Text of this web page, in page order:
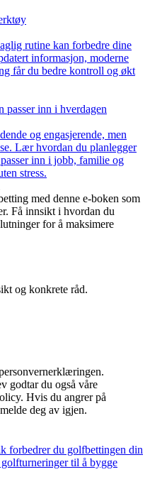
rutine kan forbedre dine
informasjon, moderne
får du bedre kontroll og økt
passer inn i hverdagen
og engasjerende, men
Lær hvordan du planlegger
inn i jobb, familie og
stress.
med denne e-boken som
Få innsikt i hvordan du
for å maksimere
og konkrete råd.
godtar du også våre
Hvis du angrer på
deg av igjen.
forbedrer du golfbettingen din
til å bygge